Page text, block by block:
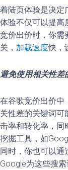
着陆页体验是决定
体验不仅可以提高
竞价出价时，你需
关， 加载速度快，
避免使用相关性差
在谷歌竞价出价中
关性差的关键词可
击率和转化率，同
挖掘工具，如
同时，你也可以通
Google为这些搜